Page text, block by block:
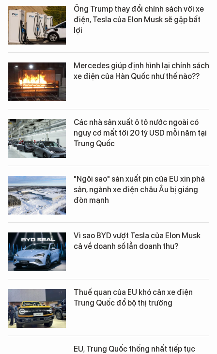
Ông Trump thay đổi chính sách với xe
điện, Tesla của Elon Musk sẽ gặp bất
lợi
Mercedes giúp định hình lại chính sách
xe điện của Hàn Quốc như thế nào??
Các nhà sản xuất ô tô nước ngoài có
nguy cơ mất tới 20 tỷ USD mỗi năm tại
Trung Quốc
"Ngôi sao" sản xuất pin của EU xin phá
sản, ngành xe điện châu Âu bị giáng
đòn mạnh
Vì sao BYD vượt Tesla của Elon Musk
cả về doanh số lẫn doanh thu?
Thuế quan của EU khó cản xe điện
Trung Quốc đổ bộ thị trường
EU, Trung Quốc thống nhất tiếp tục